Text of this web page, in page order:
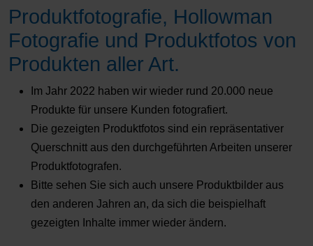
Produktfotografie, Hollowman
Fotografie und Produktfotos von
Produkten aller Art.
Im Jahr 2022 haben wir wieder rund 20.000 neue
Produkte für unsere Kunden fotografiert.
Die gezeigten Produktfotos sind ein repräsentativer
Querschnitt aus den durchgeführten Arbeiten unserer
Produktfotografen.
Bitte sehen Sie sich auch unsere Produktbilder aus
den anderen Jahren an, da sich die beispielhaft
gezeigten Inhalte immer wieder ändern.